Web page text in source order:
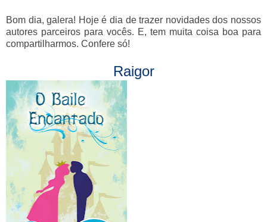
Bom dia, galera! Hoje é dia de trazer novidades dos nossos
autores parceiros para vocês. E, tem muita coisa boa para
compartilharmos. Confere só!
Raigor